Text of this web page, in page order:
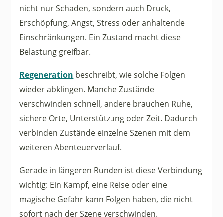
nicht nur Schaden, sondern auch Druck,
Erschöpfung, Angst, Stress oder anhaltende
Einschränkungen. Ein Zustand macht diese
Belastung greifbar.
Regeneration beschreibt, wie solche Folgen
wieder abklingen. Manche Zustände
verschwinden schnell, andere brauchen Ruhe,
sichere Orte, Unterstützung oder Zeit. Dadurch
verbinden Zustände einzelne Szenen mit dem
weiteren Abenteuerverlauf.
Gerade in längeren Runden ist diese Verbindung
wichtig: Ein Kampf, eine Reise oder eine
magische Gefahr kann Folgen haben, die nicht
sofort nach der Szene verschwinden.